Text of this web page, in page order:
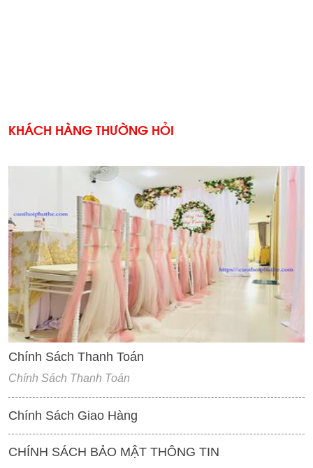
KHÁCH HÀNG THƯỜNG HỎI
'
Chính Sách Thanh Toán
Chính Sách Thanh Toán
Chính Sách Giao Hàng
CHÍNH SÁCH BẢO MẬT THÔNG TIN